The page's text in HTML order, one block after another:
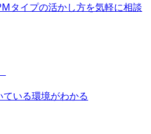
タイプの活かし方を気軽に相談
いる環境がわかる